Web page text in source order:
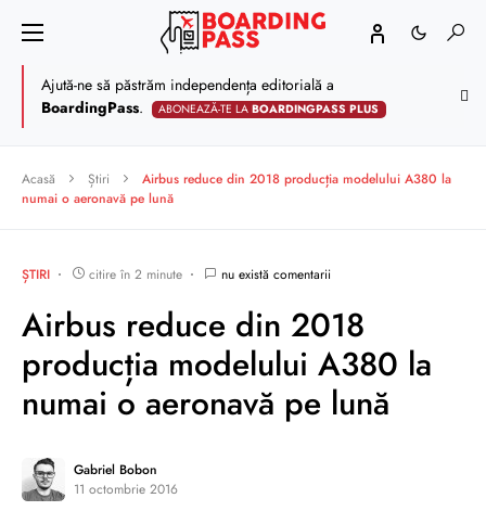
Ajută-ne să păstrăm independența editorială a
BoardingPass. ABONEAZĂ-TE LABOARDINGPASS PLUS
Acasă Știri
Airbus reduce din 2018 producția modelului A380 la
numai o aeronavă pe lună
ȘTIRI citire în 2 minute nu există comentarii
Airbus reduce din 2018
producția modelului A380 la
numai o aeronavă pe lună
Gabriel Bobon
11 octombrie 2016